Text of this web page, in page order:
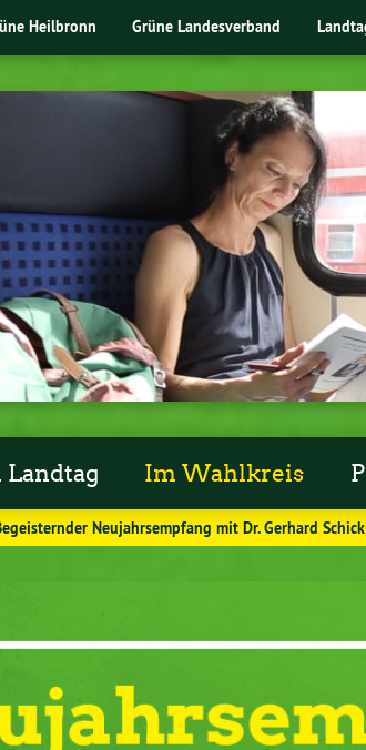
Heilbronn Grüne Landesverband
Landtag Im Wahlkreis
Neujahrsempfang mit Dr. Gerhard